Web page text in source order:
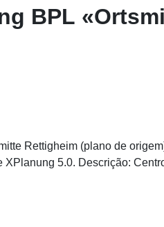
BPL
Rettigheim (plano de
5.0. Descrição: